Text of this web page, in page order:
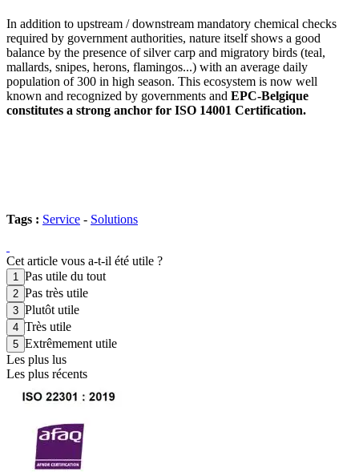
In addition to upstream / downstream mandatory chemical checks
required by government authorities, nature itself shows a good
balance by the presence of silver carp and migratory birds (teal,
mallards, snipes, herons, flamingos...) with an average daily
population of 300 in high season. This ecosystem is now well
known and recognized by governments and EPC-Belgique
constitutes a strong anchor for ISO 14001 Certification.
Tags : Service - Solutions
Cet article vous a-t-il été utile ?
Pas utile du tout
Pas très utile
Plutôt utile
Très utile
Extrêmement utile
Les plus lus
Les plus récents